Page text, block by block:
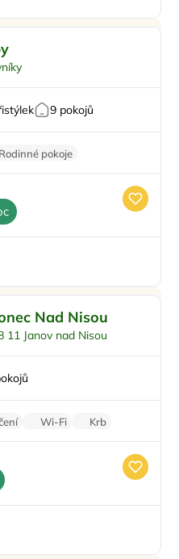
9 pokojů
Rodinné pokoje
zdarma
Nad Nisou
11 Janov nad Nisou
Wi-Fi
Krb